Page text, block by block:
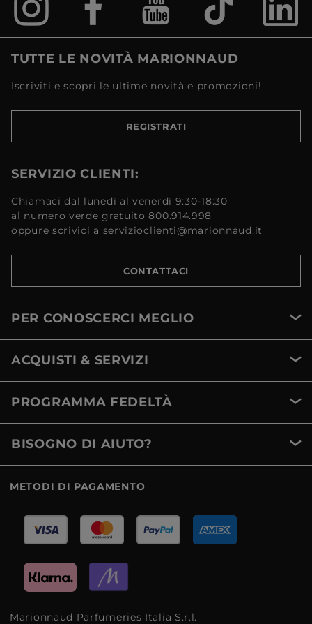
TUTTE LE NOVITÀ MARIONNAUD
Iscriviti e scopri le ultime novità e promozioni!
REGISTRATI
SERVIZIO CLIENTI:
Chiamaci dal lunedì al venerdì 9:30-18:30
al numero verde gratuito 800.914.998
oppure scrivici a servizioclienti@marionnaud.it
CONTATTACI
PER CONOSCERCI MEGLIO
ACQUISTI & SERVIZI
PROGRAMMA FEDELTÀ
BISOGNO DI AIUTO?
METODI DI PAGAMENTO
Marionnaud Parfumeries Italia S.r.l.